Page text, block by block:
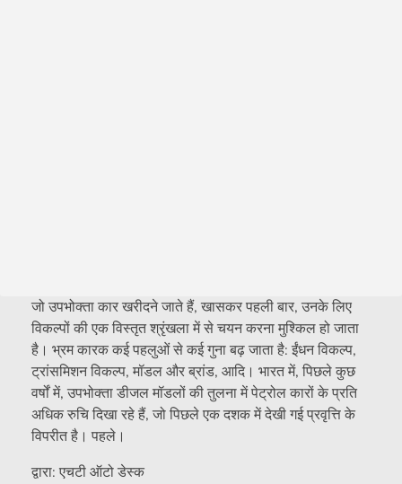
जो उपभोक्ता कार खरीदने जाते हैं, खासकर पहली बार, उनके लिए
विकल्पों की एक विस्तृत श्रृंखला में से चयन करना मुश्किल हो जाता
है। भ्रम कारक कई पहलुओं से कई गुना बढ़ जाता है: ईंधन विकल्प,
ट्रांसमिशन विकल्प, मॉडल और ब्रांड, आदि। भारत में, पिछले कुछ
वर्षों में, उपभोक्ता डीजल मॉडलों की तुलना में पेट्रोल कारों के प्रति
अधिक रुचि दिखा रहे हैं, जो पिछले एक दशक में देखी गई प्रवृत्ति के
विपरीत है। पहले।
द्वारा: एचटी ऑटो डेस्क